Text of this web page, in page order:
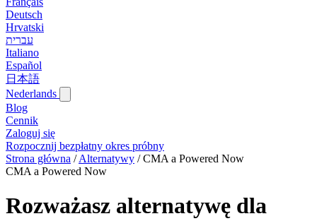
Deutsch
Hrvatski
עברית
Italiano
Español
日本語
Nederlands
Blog‎
Cennik
Zaloguj się
Rozpocznij bezpłatny okres próbny
Strona główna / Alternatywy / CMA a Powered Now
CMA a Powered Now
Rozważasz alternatywę dla